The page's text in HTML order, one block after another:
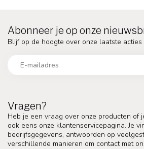
Vragen?
Heb je een vraag over onze producten of
ook eens onze klantenservicepagina. Je
bedrijfsgegevens, antwoorden op
verschillende manieren om contact met
Abonneer je op onze
Blijf op de hoogte over onze laatste acties